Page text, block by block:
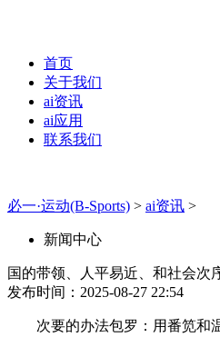
首页
关于我们
ai资讯
ai应用
联系我们
必一·运动(B-Sports) > ai资讯 >
新闻中心
国的带领、人平易近、和社会次
发布时间：2025-08-27 22:54
次要的办法包罗：用番笕和